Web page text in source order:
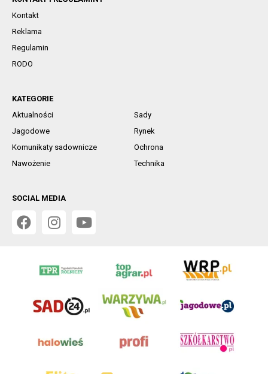
Kontakt
Reklama
Regulamin
RODO
KATEGORIE
Aktualności
Sady
Jagodowe
Rynek
Komunikaty sadownicze
Ochrona
Nawożenie
Technika
SOCIAL MEDIA